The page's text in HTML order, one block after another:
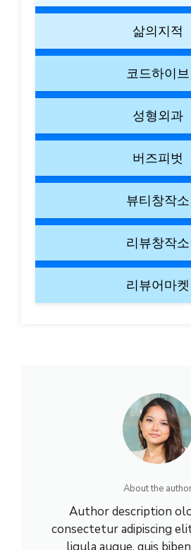
삶의지적
코드하이브
성형외과
버즈피벗
뷰티창작소
리뷰창작소
리뷰어마켓
About the
Author description
consectetur adipiscing